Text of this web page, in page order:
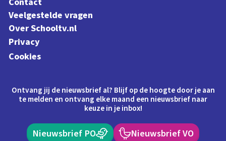
Veelgestelde vragen
Over Schooltv.nl
Privacy
Cookies
Ontvang jij de nieuwsbrief al? Blijf op de hoogte door je aan
te melden en ontvang elke maand een nieuwsbrief naar
keuze in je inbox!
Nieuwsbrief PO Nieuwsbrief VO